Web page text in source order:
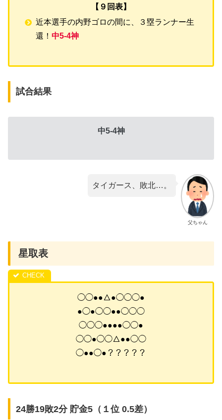
【９回表】
近本選手の内野ゴロの間に、３塁ランナー生
還！中5-4神
試合結果
中5-4神
父ちゃん
タイガース、敗北…。
星取表
◯◯●●△●◯◯◯●
●◯●◯◯●●◯◯◯
◯◯◯●●●●◯◯●
◯◯●◯◯△●●◯◯
◯●●◯●？？？？？
24勝19敗2分 貯金5（１位 0.5差）